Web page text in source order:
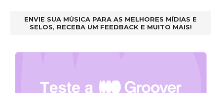
ENVIE SUA MÚSICA PARA AS MELHORES MÍDIAS E
SELOS, RECEBA UM FEEDBACK E MUITO MAIS!